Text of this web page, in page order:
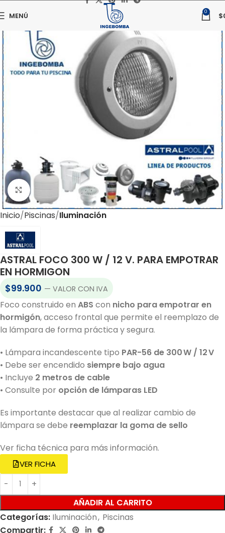
MENÚ 0 $
Haga clic para ampliar
Inicio Piscinas Iluminación
ASTRAL FOCO 300 W / 12 V. PARA EMPOTRAR
EN HORMIGON
$99.900 — VALOR CON IVA
Foco construido en ABS con nicho para empotrar en
hormigón, acceso frontal que permite el reemplazo de
la lámpara de forma práctica y segura.
• Lámpara incandescente tipo PAR-56 de 300 W / 12 V
• Debe ser encendido siempre bajo agua
• Incluye 2 metros de cable
• Consulte por opción de lámparas LED
Es importante destacar que al realizar cambio de
lámpara se debe reemplazar la goma de sello
Ver ficha técnica para más información.
VER FICHA
AÑADIR AL CARRITO
Categorías: Iluminación, Piscinas
Compartir: